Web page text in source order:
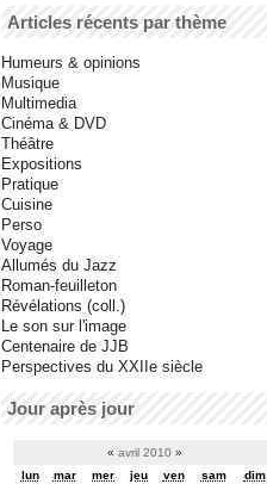
Articles récents par thème
Humeurs & opinions
Musique
Multimedia
Cinéma & DVD
Théâtre
Expositions
Pratique
Cuisine
Perso
Voyage
Allumés du Jazz
Roman-feuilleton
Révélations (coll.)
Le son sur l'image
Centenaire de JJB
Perspectives du XXIIe siècle
Jour après jour
« avril 2010 »
lun
mar mer jeu ven sam
dim